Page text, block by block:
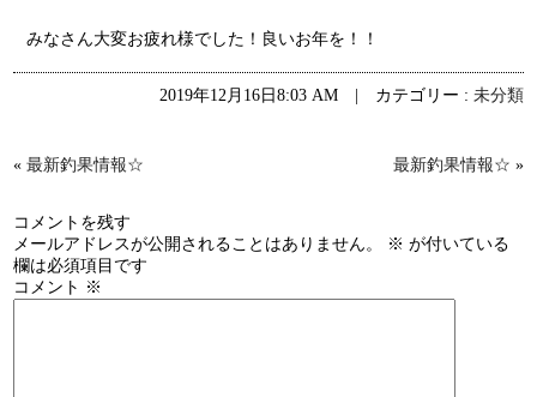
みなさん大変お疲れ様でした！良いお年を！！
2019年12月16日8:03 AM | カテゴリー : 未分類
«最新釣果情報☆ 最新釣果情報☆ »
コメントを残す
メールアドレスが公開されることはありません。
※ が付いている
欄は必須項目です
コメント ※